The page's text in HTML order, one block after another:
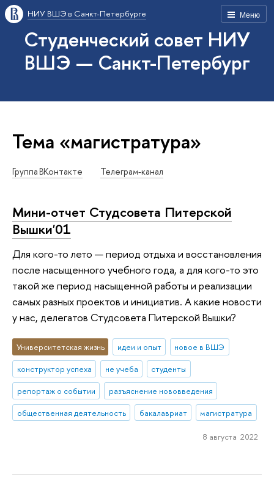
Меню
НИУ ВШЭ в Санкт-Петербурге
Студенческий совет НИУ
ВШЭ — Санкт-Петербург
Тема «магистратура»
Группа ВКонтакте Телеграм-канал
Мини-отчет Студсовета Питерской
Вышки'01
Для кого-то лето — период отдыха и восстановления
после насыщенного учебного года, а для кого-то это
такой же период насыщенной работы и реализации
самых разных проектов и инициатив. А какие новости
у нас, делегатов Студсовета Питерской Вышки?
Университетская жизнь идеи и опыт
новое в ВШЭ
конструктор успеха
не учеба
студенты
репортаж о событии
разъяснение нововведения
общественная деятельность
бакалавриат магистратура
8 августа 2022